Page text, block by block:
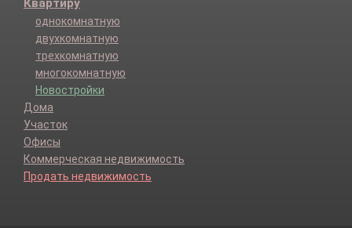
Квартиру
однокомнатную
двухкомнатную
трехкомнатную
многокомнатную
Новостройки
Дома
Участок
Офисы
Коммерческая недвижимость
Продать недвижимость